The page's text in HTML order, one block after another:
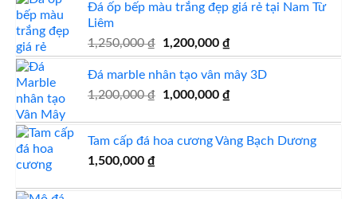
Đá ốp bếp màu trắng đẹp giá rẻ tại Nam Từ
Liêm
1,250,000₫
Giá
gốc
là:
1,250,000 ₫.
1,200,000 ₫Giá
hiện
tại
là:
Đá marble nhân tạo vân mây 3D
1,200,000₫
Giá
1,200,000 ₫.
1,000,000 ₫Giá
là:
Tam cấp đá hoa cương Vàng Bạch Dương
1,500,000 ₫